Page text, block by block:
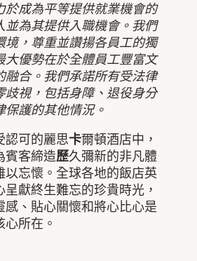
於成為平等提供就業機會的
並為其提供入職機會。我們
境，尊重並讚揚各員工的獨
大優勢在於全體員工豐富文
融合。我們承諾所有受法律
歧視，包括身障、退役身分
護的其他情況。
認可的麗思卡爾頓酒店中，
賓客締造歷久彌新的非凡體
以忘懷。全球各地的飯店英
獻終生難忘的珍貴時光，
感、貼心關懷和將心比心是
所在。